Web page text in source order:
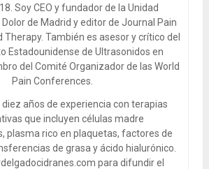
Soy CEO y fundador de la Unidad
de Madrid y editor de Journal Pain
También es asesor y crítico del
Estadounidense de Ultrasonidos en
del Comité Organizador de las World
Pain Conferences.
años de experiencia con terapias
que incluyen células madre
plasma rico en plaquetas, factores de
de grasa y ácido hialurónico.
para difundir el